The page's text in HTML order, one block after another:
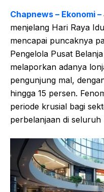
Chapnews – Ekonomi –
menjelang Hari Raya
mencapai puncaknya
Pengelola Pusat
melaporkan adanya
pengunjung mal,
hingga 15 persen.
periode krusial bagi
perbelanjaan di seluruh